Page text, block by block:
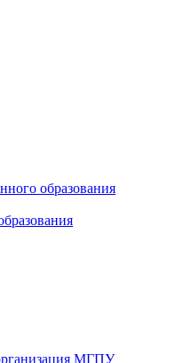
образования
МГПУ